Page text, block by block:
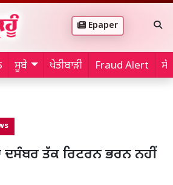
Epaper
ਸੂਬੇ ਖੇਤੀਬਾੜੀ Fraud Alert
ਦਸੰਬਰ ਤੱਕ ਰਿਟਰਨ ਭਰਨ ਨਹੀਂ